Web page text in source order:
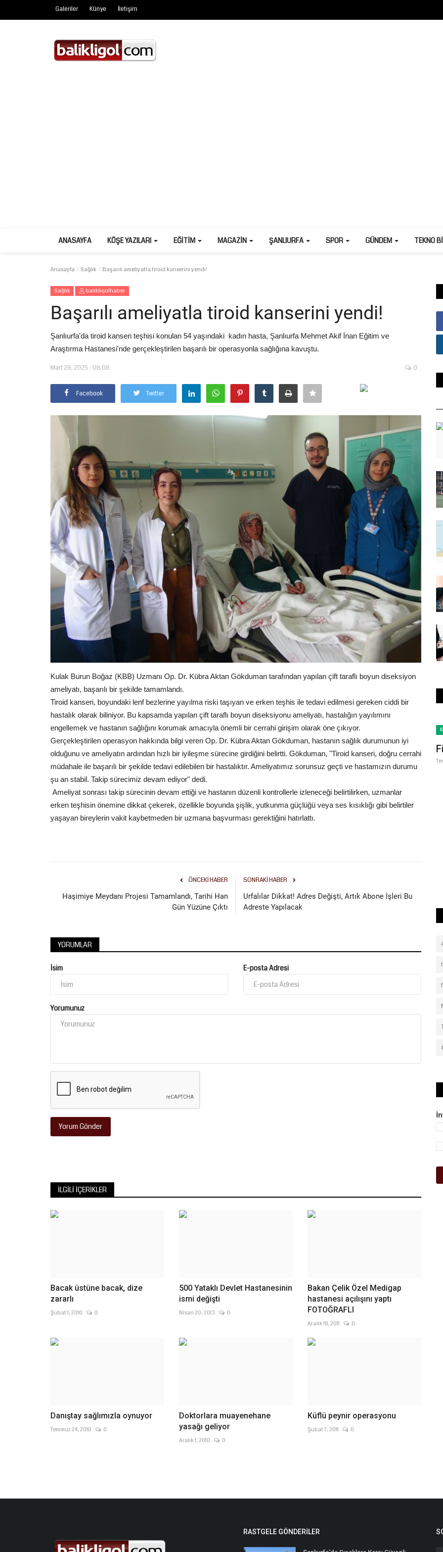
Galeriler Künye İletişim
ANASAYFA KÖŞE YAZILARI EĞITIM MAGAZIN ŞANLIURFA SPOR GÜNDEM TEKNO
Anasayfa Sağlık Başarılı ameliyatla tiroid kanserini yendi!
Sağlık balikligolhaber
Başarılı ameliyatla tiroid kanserini yendi!
Şanlıurfa'da tiroid kanseri teşhisi konulan 54 yaşındaki kadın hasta, Şanlıurfa Mehmet Akif İnan Eğitim ve
Araştırma Hastanesi'nde gerçekleştirilen başarılı bir operasyonla sağlığına kavuştu.
Mart 28, 2025 - 08:08 0
Facebook Twitter
Kulak Burun Boğaz (KBB) Uzmanı Op. Dr. Kübra Aktan Gökduman tarafından yapılan çift taraflı boyun diseksiyon
ameliyatı, başarılı bir şekilde tamamlandı.
Tiroid kanseri, boyundaki lenf bezlerine yayılma riski taşıyan ve erken teşhis ile tedavi edilmesi gereken ciddi bir
hastalık olarak biliniyor. Bu kapsamda yapılan çift taraflı boyun diseksiyonu ameliyatı, hastalığın yayılımını
engellemek ve hastanın sağlığını korumak amacıyla önemli bir cerrahi girişim olarak öne çıkıyor.
Gerçekleştirilen operasyon hakkında bilgi veren Op. Dr. Kübra Aktan Gökduman, hastanın sağlık durumunun iyi
olduğunu ve ameliyatın ardından hızlı bir iyileşme sürecine girdiğini belirtti. Gökduman, "Tiroid kanseri, doğru cerrahi
müdahale ile başarılı bir şekilde tedavi edilebilen bir hastalıktır. Ameliyatımız sorunsuz geçti ve hastamızın durumu
şu an stabil. Takip sürecimiz devam ediyor" dedi.
Ameliyat sonrası takip sürecinin devam ettiği ve hastanın düzenli kontrollerle izleneceği belirtilirken, uzmanlar
erken teşhisin önemine dikkat çekerek, özellikle boyunda şişlik, yutkunma güçlüğü veya ses kısıklığı gibi belirtiler
yaşayan bireylerin vakit kaybetmeden bir uzmana başvurması gerektiğini hatırlattı.
ÖNCEKI HABER
Haşimiye Meydanı Projesi Tamamlandı, Tarihi Han
Gün Yüzüne Çıktı
SONRAKI HABER
Urfalılar Dikkat! Adres Değişti, Artık Abone İşleri Bu
Adreste Yapılacak
YORUMLAR
İsim E-posta Adresi
Yorumunuz
Yorum Gönder
İLGILI İÇERIKLER
Bacak üstüne bacak, dize
zararlı
Şubat 1, 2010 0
500 Yataklı Devlet Hastanesinin
ismi değişti
Nisan 20, 2013 0
Bakan Çelik Özel Medigap
hastanesi açılışını yaptı
FOTOĞRAFLI
Aralık 18, 2011 0
Danıştay sağlımızla oynuyor
Temmuz 24, 2010 0
Doktorlara muayenehane
yasağı geliyor
Aralık 1, 2010 0
Küflü peynir operasyonu
Şubat 7, 2011 0
Ekonomi
Köşe Yazıları
Fikirler Günü Değil, Geleceği İnşa
RASTGELE GÖNDERILER